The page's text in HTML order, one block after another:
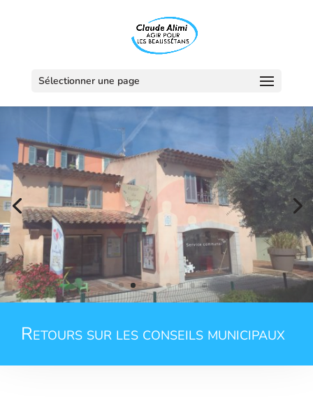
Sélectionner une page
Retours sur les conseils municipaux